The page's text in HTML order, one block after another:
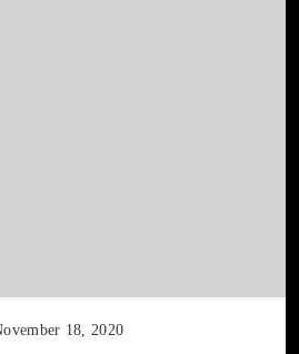
18, 2020